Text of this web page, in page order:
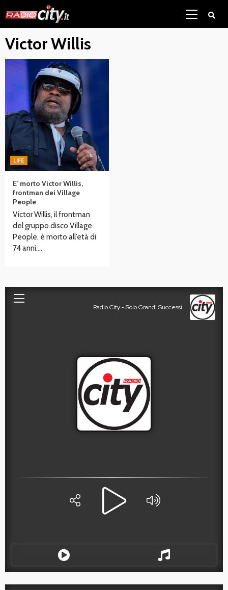
to
content
Victor Willis
LIFE
E’ morto Victor Willis,
frontman dei Village
People
Victor Willis, il frontman
del gruppo disco Village
People, è morto all’età di
74 anni….